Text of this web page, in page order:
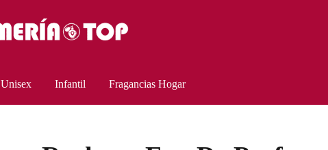
Unisex Infantil Fragancias Hogar